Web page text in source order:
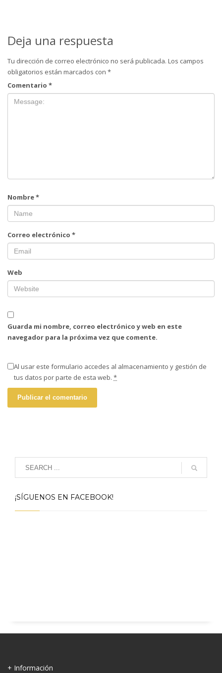
Deja una respuesta
Tu dirección de correo electrónico no será publicada. Los campos
obligatorios están marcados con *
Comentario *
Nombre*
Correo electrónico *
Web
Guarda mi nombre, correo electrónico y web en este
navegador para la próxima vez que comente.
Al usar este formulario accedes al almacenamiento y gestión de
tus datos por parte de esta web. *
¡SÍGUENOS EN FACEBOOK!
+ Información